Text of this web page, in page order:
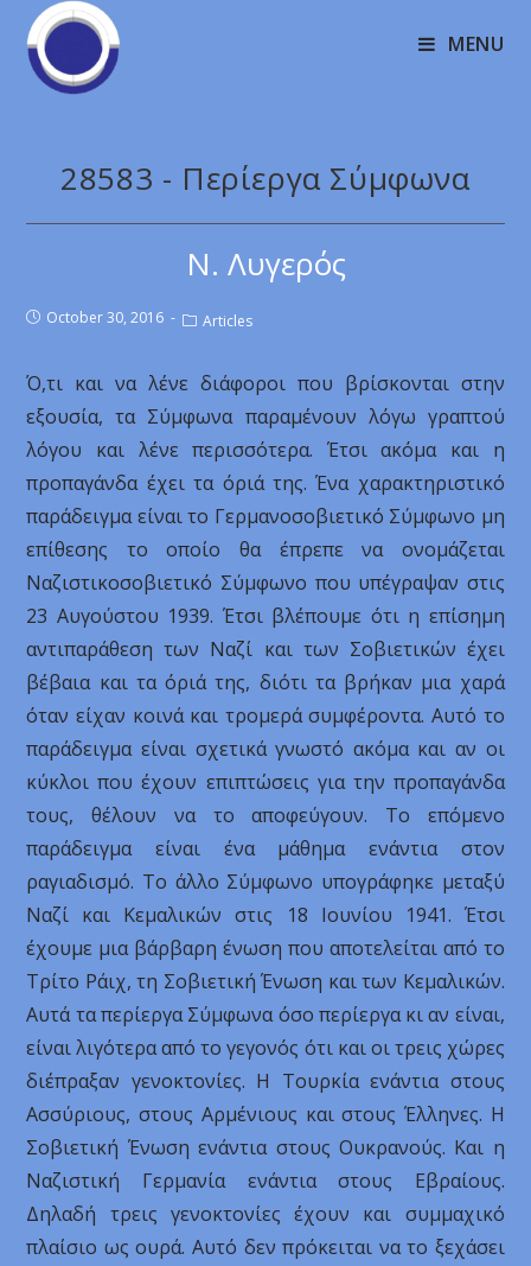
MENU
28583 - Περίεργα Σύμφωνα
Ν. Λυγερός
October 30, 2016 Articles
Ό,τι και να λένε διάφοροι που βρίσκονται στην
εξουσία, τα Σύμφωνα παραμένουν λόγω γραπτού
λόγου και λένε περισσότερα. Έτσι ακόμα και η
προπαγάνδα έχει τα όριά της. Ένα χαρακτηριστικό
παράδειγμα είναι το Γερμανοσοβιετικό Σύμφωνο μη
επίθεσης το οποίο θα έπρεπε να ονομάζεται
Ναζιστικοσοβιετικό Σύμφωνο που υπέγραψαν στις
23 Αυγούστου 1939. Έτσι βλέπουμε ότι η επίσημη
αντιπαράθεση των Ναζί και των Σοβιετικών έχει
βέβαια και τα όριά της, διότι τα βρήκαν μια χαρά
όταν είχαν κοινά και τρομερά συμφέροντα. Αυτό το
παράδειγμα είναι σχετικά γνωστό ακόμα και αν οι
κύκλοι που έχουν επιπτώσεις για την προπαγάνδα
τους, θέλουν να το αποφεύγουν. Το επόμενο
παράδειγμα είναι ένα μάθημα ενάντια στον
ραγιαδισμό. Το άλλο Σύμφωνο υπογράφηκε μεταξύ
Ναζί και Κεμαλικών στις 18 Ιουνίου 1941. Έτσι
έχουμε μια βάρβαρη ένωση που αποτελείται από το
Τρίτο Ράιχ, τη Σοβιετική Ένωση και των Κεμαλικών.
Αυτά τα περίεργα Σύμφωνα όσο περίεργα κι αν είναι,
είναι λιγότερα από το γεγονός ότι και οι τρεις χώρες
διέπραξαν γενοκτονίες. Η Τουρκία ενάντια στους
Ασσύριους, στους Αρμένιους και στους Έλληνες. Η
Σοβιετική Ένωση ενάντια στους Ουκρανούς. Και η
Ναζιστική Γερμανία ενάντια στους Εβραίους.
Δηλαδή τρεις γενοκτονίες έχουν και συμμαχικό
πλαίσιο ως ουρά. Αυτό δεν πρόκειται να το ξεχάσει